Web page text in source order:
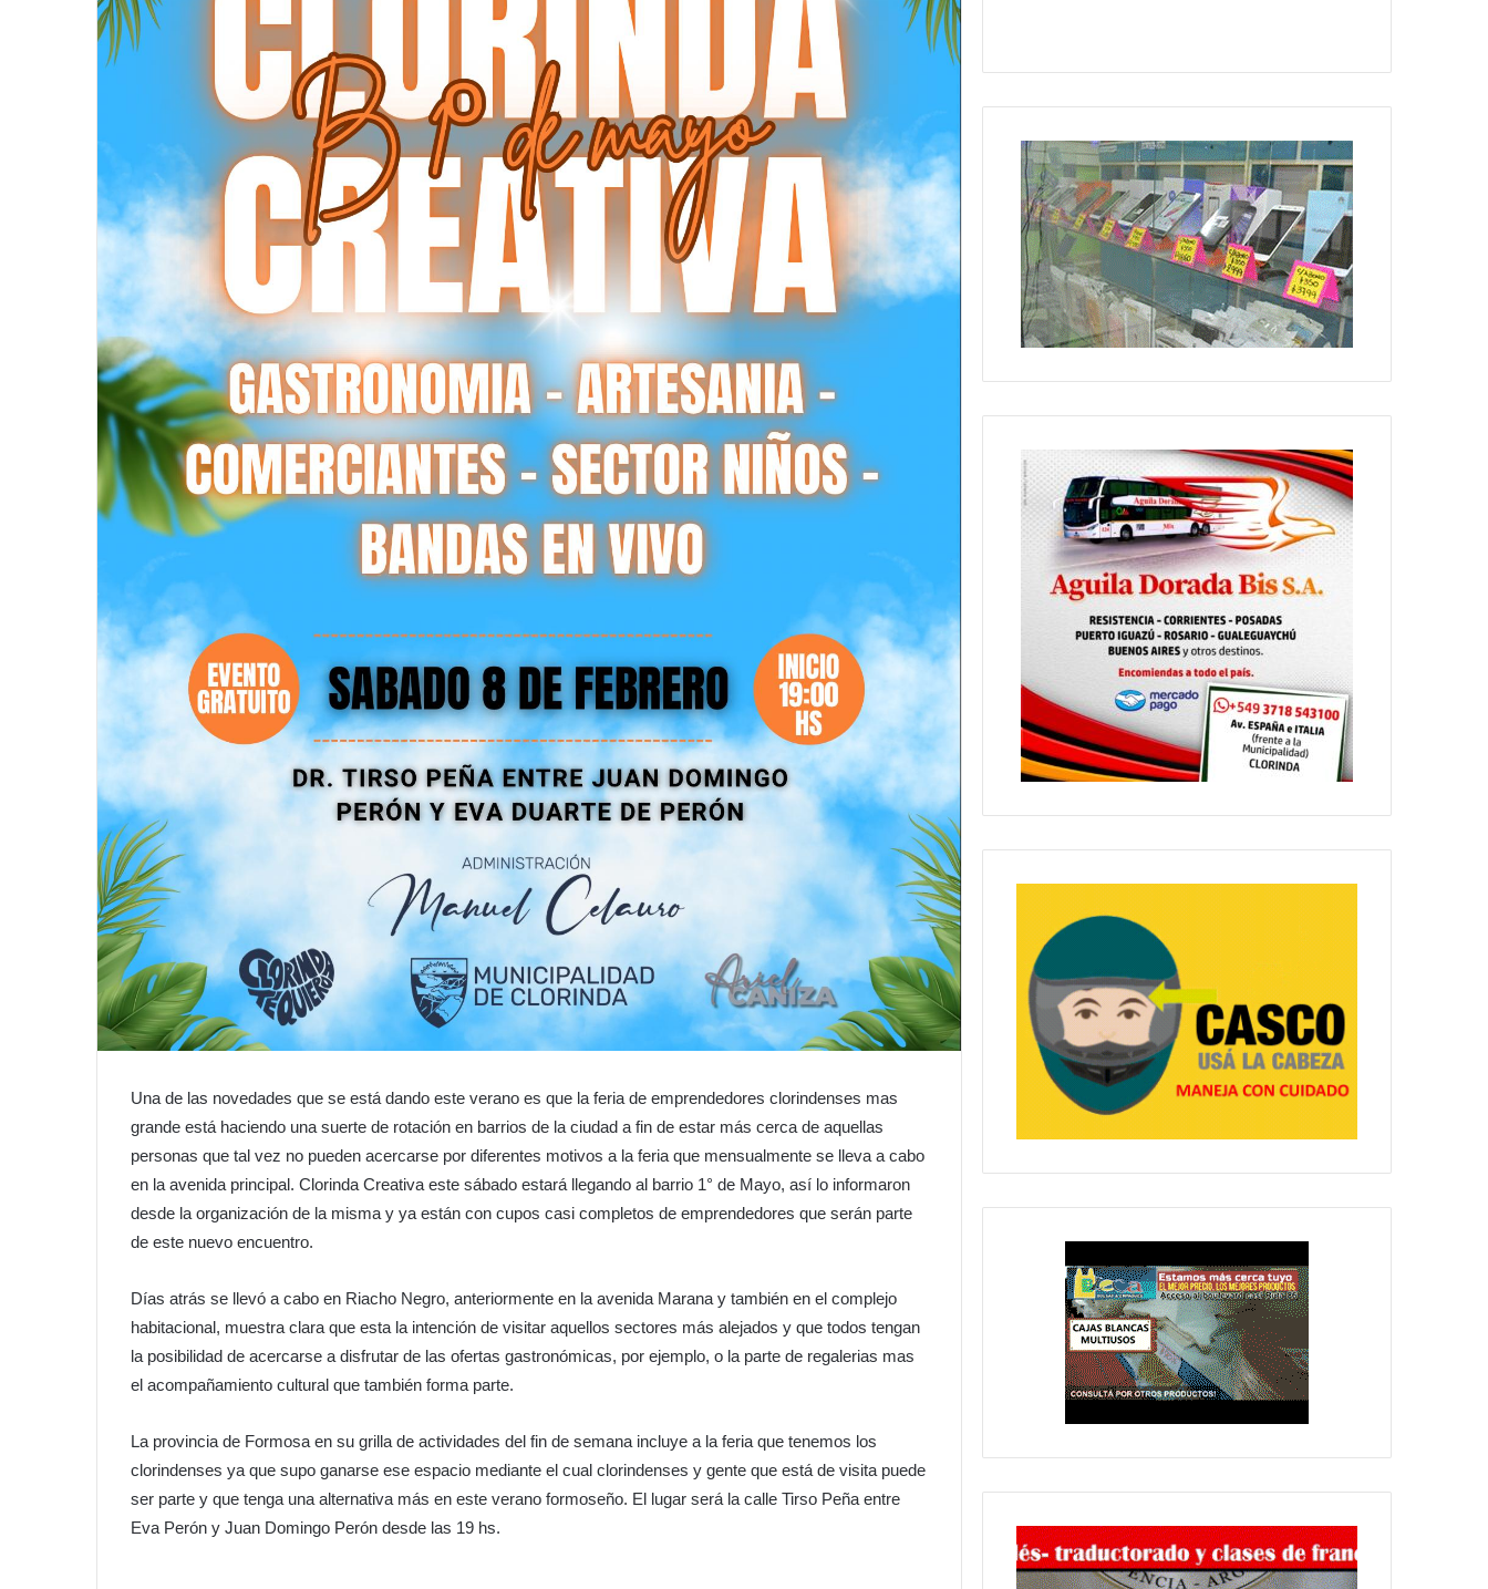
Una de las novedades que se está dando este verano es que la feria de emprendedores clorindenses mas
grande está haciendo una suerte de rotación en barrios de la ciudad a fin de estar más cerca de aquellas
personas que tal vez no pueden acercarse por diferentes motivos a la feria que mensualmente se lleva a cabo
en la avenida principal. Clorinda Creativa este sábado estará llegando al barrio 1° de Mayo, así lo informaron
desde la organización de la misma y ya están con cupos casi completos de emprendedores que serán parte
de este nuevo encuentro.
Días atrás se llevó a cabo en Riacho Negro, anteriormente en la avenida Marana y también en el complejo
habitacional, muestra clara que esta la intención de visitar aquellos sectores más alejados y que todos tengan
la posibilidad de acercarse a disfrutar de las ofertas gastronómicas, por ejemplo, o la parte de regalerias mas
el acompañamiento cultural que también forma parte.
La provincia de Formosa en su grilla de actividades del fin de semana incluye a la feria que tenemos los
clorindenses ya que supo ganarse ese espacio mediante el cual clorindenses y gente que está de visita puede
ser parte y que tenga una alternativa más en este verano formoseño. El lugar será la calle Tirso Peña entre
Eva Perón y Juan Domingo Perón desde las 19 hs.